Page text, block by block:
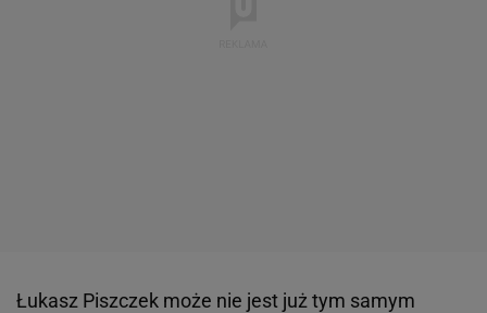
Łukasz Piszczek może nie jest już tym samym